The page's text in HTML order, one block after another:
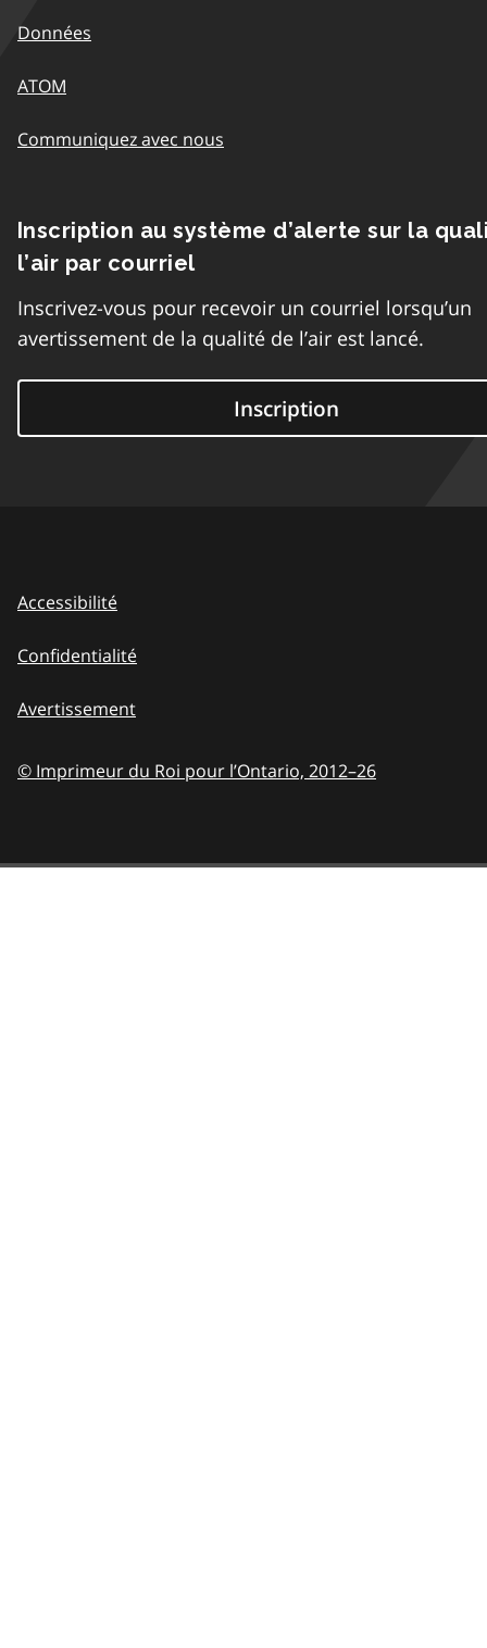
Données
ATOM
Communiquez avec nous
Inscription au système d’alerte sur la
l’air par courriel
Inscrivez-vous pour recevoir un courriel lorsqu’un
avertissement de la qualité de l’air est lancé.
Inscription
Accessibilité
Confidentialité
Avertissement
© Imprimeur du Roi pour l’Ontario, 2012–26